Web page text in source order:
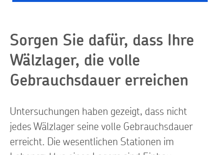
Sorgen Sie dafür, dass Ihre
Wälzlager, die volle
Gebrauchsdauer erreichen
Untersuchungen haben gezeigt, dass nicht
jedes Wälzlager seine volle Gebrauchsdauer
erreicht. Die wesentlichen Stationen im